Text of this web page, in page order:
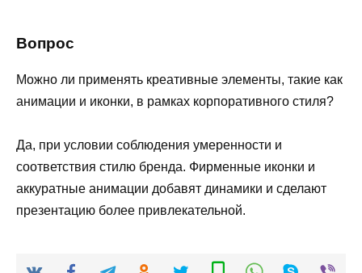
Вопрос
Можно ли применять креативные элементы, такие как
анимации и иконки, в рамках корпоративного стиля?
Да, при условии соблюдения умеренности и
соответствия стилю бренда. Фирменные иконки и
аккуратные анимации добавят динамики и сделают
презентацию более привлекательной.